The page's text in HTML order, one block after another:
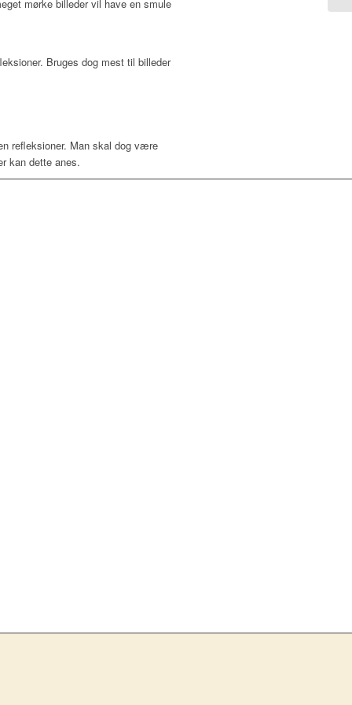
mørke billeder vil have en smule
Bruges dog mest til billeder
refleksioner. Man skal dog være
kan dette anes.